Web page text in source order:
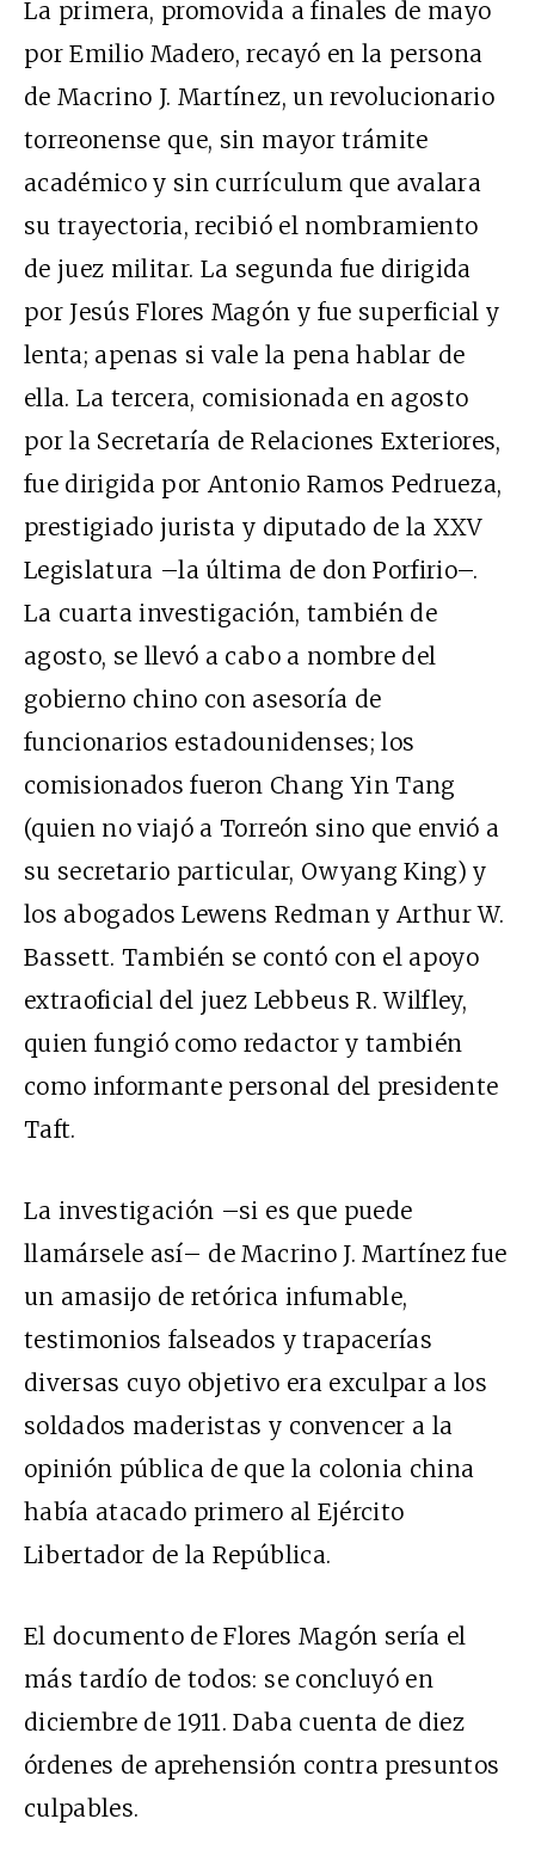
La primera, promovida a finales de mayo
por Emilio Madero, recayó en la persona
de Macrino J. Martínez, un revolucionario
torreonense que, sin mayor trámite
académico y sin currículum que avalara
su trayectoria, recibió el nombramiento
de juez militar. La segunda fue dirigida
por Jesús Flores Magón y fue superficial y
lenta; apenas si vale la pena hablar de
ella. La tercera, comisionada en agosto
por la Secretaría de Relaciones Exteriores,
fue dirigida por Antonio Ramos Pedrueza,
prestigiado jurista y diputado de la XXV
Legislatura –la última de don Porfirio–.
La cuarta investigación, también de
agosto, se llevó a cabo a nombre del
gobierno chino con asesoría de
funcionarios estadounidenses; los
comisionados fueron Chang Yin Tang
(quien no viajó a Torreón sino que envió a
su secretario particular, Owyang King) y
los abogados Lewens Redman y Arthur W.
Bassett. También se contó con el apoyo
extraoficial del juez Lebbeus R. Wilfley,
quien fungió como redactor y también
como informante personal del presidente
Taft.
La investigación –si es que puede
llamársele así– de Macrino J. Martínez fue
un amasijo de retórica infumable,
testimonios falseados y trapacerías
diversas cuyo objetivo era exculpar a los
soldados maderistas y convencer a la
opinión pública de que la colonia china
había atacado primero al Ejército
Libertador de la República.
El documento de Flores Magón sería el
más tardío de todos: se concluyó en
diciembre de 1911. Daba cuenta de diez
órdenes de aprehensión contra presuntos
culpables.